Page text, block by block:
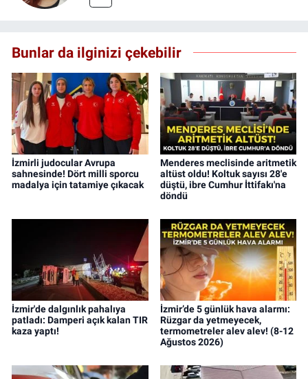
Bunlar da ilginizi çekebilir
İzmirli judocular Avrupa
sahnesinde! Dört milli sporcu
madalya için tatamiye çıkacak
Menderes meclisinde aritmetik
altüst oldu! Koltuk sayısı 28'e
düştü, ibre Cumhur İttifakı'na
döndü
İzmir'de dalgınlık pahalıya
patladı: Damperi açık kalan TIR
kaza yaptı!
İzmir’de 5 günlük hava alarmı:
Rüzgar da yetmeyecek,
termometreler alev alev! (8-12
Ağustos 2026)